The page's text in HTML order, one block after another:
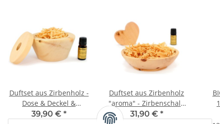
Duftset aus Zirbenholz -
Dose & Deckel &
Zirbenspäne & Zirbenöl
39,90 € *
Duftset aus Zirbenholz
"aroma" - Zirbenschale
& Zirbenspäne & Herz &
31,90 € *